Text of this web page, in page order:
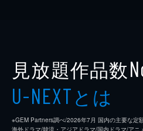
見放題作品数
U-NEXTとは
※GEM Partners調べ/2026年7⽉ 国内の主要な定